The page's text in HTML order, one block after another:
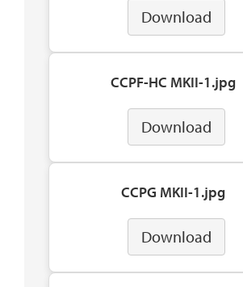
Download
CCPF-HC MKII-1.jpg
Download
CCPG MKII-1.jpg
Download